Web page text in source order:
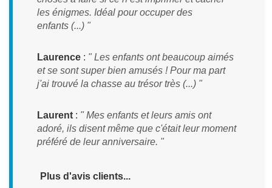
les énigmes. Idéal pour occuper des
enfants (...) "
Laurence : " Les enfants ont beaucoup aimés
et se sont super bien amusés ! Pour ma part
j'ai trouvé la chasse au trésor très (...) "
Laurent : " Mes enfants et leurs amis ont
adoré, ils disent même que c'était leur moment
préféré de leur anniversaire. "
Plus d'avis clients...